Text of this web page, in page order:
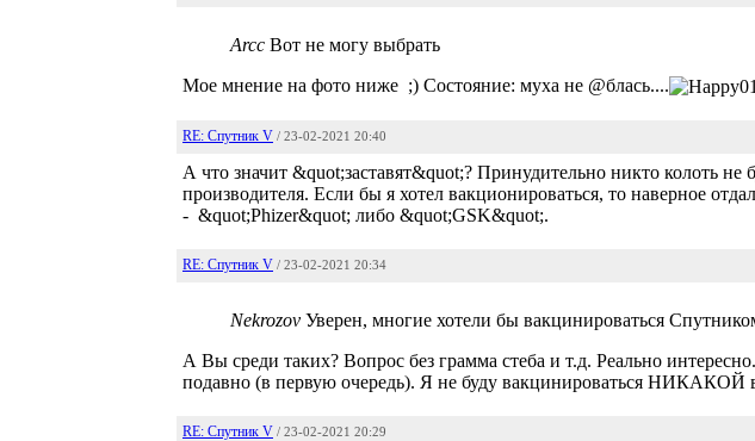
Arcc Вот не могу выбрать
Мое мнение на фото ниже ;) Состояние: муха не @блась....
RE: Спутник V / 23-02-2021 20:40
А что значит &quot;заставят&quot;? Принудительно никто колоть
производителя. Если бы я хотел вакционироваться, то наверное
- &quot;Phizer&quot; либо &quot;GSK&quot;.
RE: Спутник V / 23-02-2021 20:34
Nekrozov Уверен, многие хотели бы вакцинироваться
А Вы среди таких? Вопрос без грамма стеба и т.д. Реально
подавно (в первую очередь). Я не буду вакцинироваться НИКАКОЙ
RE: Спутник V / 23-02-2021 20:29